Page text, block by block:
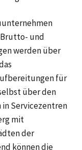
und
werden über
für
über den
in Servicezentren
mit
der
können die